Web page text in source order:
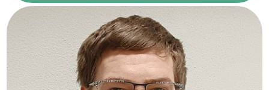
Georg Margreiter